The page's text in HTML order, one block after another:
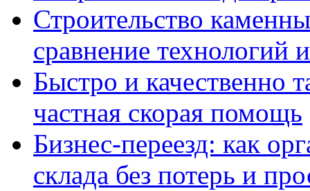
Строительство
сравнение технологий
Быстро и качественно
частная скорая помощь
Бизнес-переезд: как
склада без потерь и